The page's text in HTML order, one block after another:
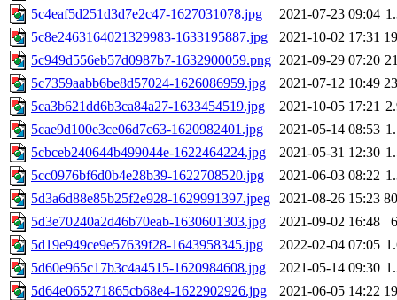
5c4eaf5d251d3d7e2c47-1627031078.jpg
2021-07-23 09:04
5c8e2463164021329983-1633195887.jpg
2021-10-02 17:31
5c949d556eb57d0987b7-1632900059.png 2021-09-29 07:20
5c7359aabb6be8d57024-1626086959.jpg
2021-07-12 10:49
5ca3b621dd6b3ca84a27-1633454519.jpg
2021-10-05 17:21
5cae9d100e3ce06d7c63-1620982401.jpg
2021-05-14 08:53
5cbceb240644b499044e-1622464224.jpg
2021-05-31 12:30
5cc0976bf6d0b4e28b39-1622708520.jpg
2021-06-03 08:22
5d3a6d88e85b25f2e928-1629991397.jpeg 2021-08-26 15:23
5d3e70240a2d46b70eab-1630601303.jpg
2021-09-02 16:48
5d19e949ce9e57639f28-1643958345.jpg
2022-02-04 07:05
5d60e965c17b3c4a4515-1620984608.jpg
2021-05-14 09:30
5d64e065271865cb68e4-1622902926.jpg
2021-06-05 14:22